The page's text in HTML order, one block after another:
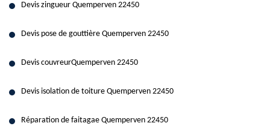
Devis zingueur Quemperven 22450
Devis pose de gouttière Quemperven 22450
Devis couvreurQuemperven 22450
Devis isolation de toiture Quemperven 22450
Réparation de faitagae Quemperven 22450